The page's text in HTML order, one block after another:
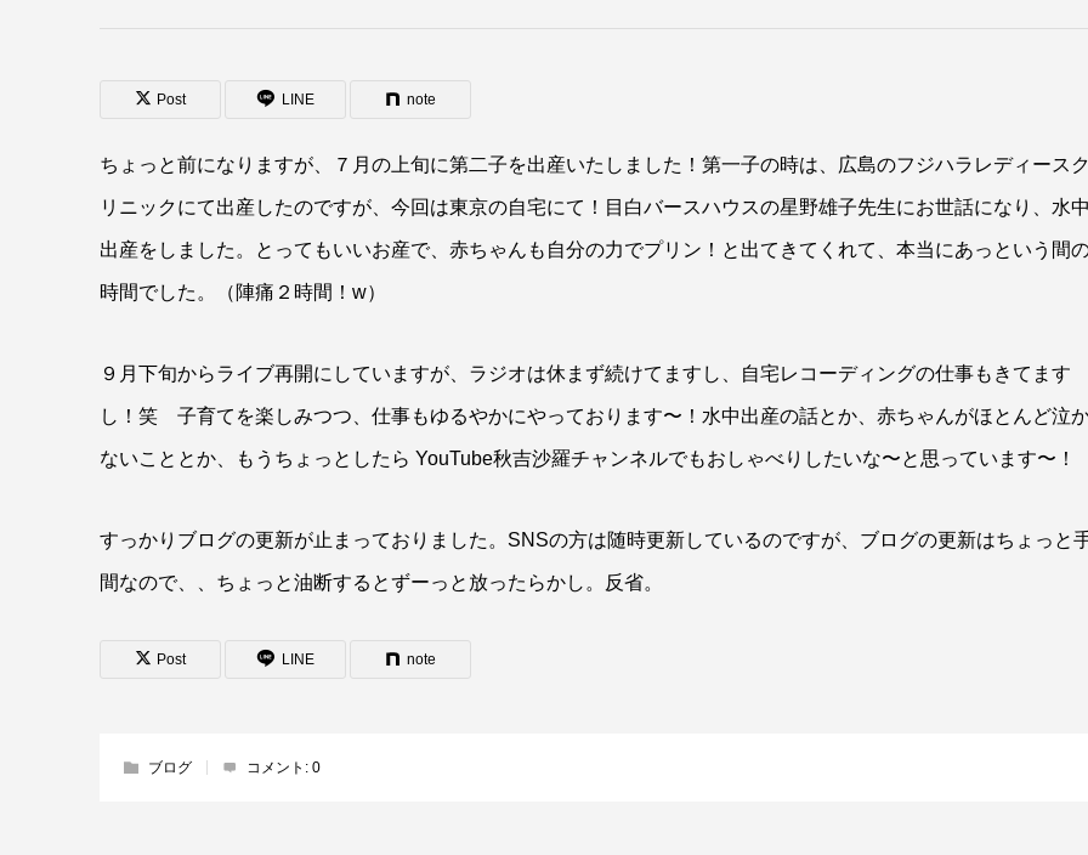
Post LINE note
ちょっと前になりますが、７月の上旬に第二子を出産いたしました！第一子の時は、広島のフジハラレディースク
リニックにて出産したのですが、今回は東京の自宅にて！目白バースハウスの星野雄子先生にお世話になり、水中
出産をしました。とってもいいお産で、赤ちゃんも自分の力でプリン！と出てきてくれて、本当にあっという間
時間でした。（陣痛２時間！w）
９月下旬からライブ再開にしていますが、ラジオは休まず続けてますし、自宅レコーディングの仕事もきてます
し！笑 子育てを楽しみつつ、仕事もゆるやかにやっております〜！水中出産の話とか、赤ちゃんがほとんど泣
ないこととか、もうちょっとしたら YouTube秋吉沙羅チャンネルでもおしゃべりしたいな〜と思っています〜！
すっかりブログの更新が止まっておりました。SNSの方は随時更新しているのですが、ブログの更新はちょっと
間なので、、ちょっと油断するとずーっと放ったらかし。反省。
Post LINE note
ブログ コメント: 0